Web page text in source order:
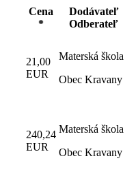
Cena
*
Dodávateľ
Odberateľ
21,00
EUR
Materská škola
Obec Kravany
240,24
EUR
Materská škola
Obec Kravany